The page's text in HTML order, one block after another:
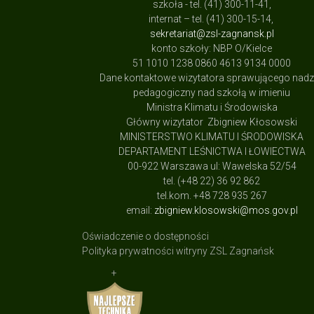
szkoła - tel. (41) 300-11-41,
internat – tel. (41) 300-15-14,
sekretariat@zsl-zagnansk.pl
konto szkoły: NBP O/Kielce
51 1010 1238 0860 4613 9134 0000
Dane kontaktowe wizytatora sprawującego
pedagogiczny nad szkołą w imieniu
Ministra Klimatu i Środowiska
Główny wizytator Zbigniew Kłosowski
MINISTERSTWO KLIMATU I ŚRODOWISKA
DEPARTAMENT LEŚNICTWA I ŁOWIECTWA
00-922 Warszawa ul: Wawelska 52/54
tel. (+48 22) 36 92 862
tel.kom. +48 728 935 267
email: zbigniew.klosowski@mos.gov.pl
Oświadczenie o dostępności
Polityka prywatności witryny ZSL Zagnańsk
+